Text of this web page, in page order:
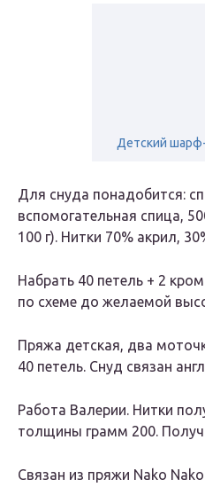
Детский
Для снуда понадобится:
вспомогательная спица,
100 г). Нитки 70% акрил,
Набрать 40 петель + 2
по схеме до желаемой
Пряжа детская, два
40 петель. Снуд связан
Работа Валерии. Нитки
толщины грамм 200.
Связан из пряжи Nаkо